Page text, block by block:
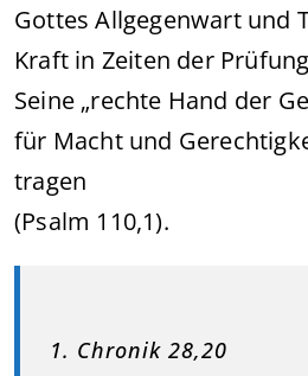
Gottes Allgegenwart und
Kraft in Zeiten der
Seine „rechte Hand der
für Macht und
tragen
(Psalm 110,1).
1. Chronik 28,20